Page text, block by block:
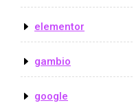
elementor
gambio
google